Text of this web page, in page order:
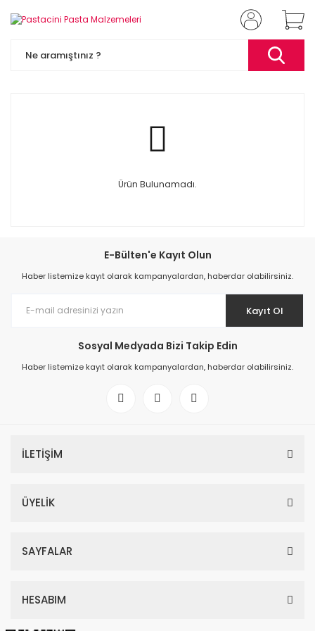
Ürün Bulunamadı.
E-Bülten'e Kayıt Olun
Haber listemize kayıt olarak kampanyalardan, haberdar olabilirsiniz.
Kayıt Ol
Sosyal Medyada Bizi Takip Edin
Haber listemize kayıt olarak kampanyalardan, haberdar olabilirsiniz.
İLETİŞİM
ÜYELİK
SAYFALAR
HESABIM